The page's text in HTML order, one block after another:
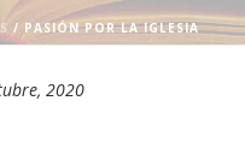
/ PASIÓN POR LA IGLESIA
2020